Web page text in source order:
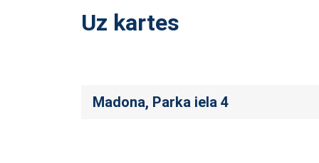
Uz kartes
Madona, Parka iela 4